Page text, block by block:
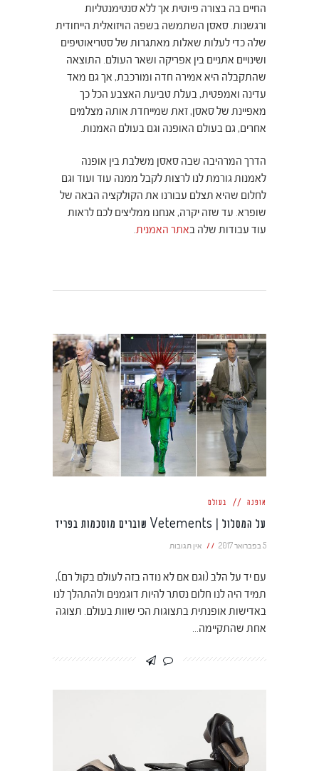
החיים בה בצורה פיוטית אך ללא סנטימנטליות
ורגשנות. סאסן השתמשה בשפה הויזואלית הייחודית
שלה כדי לעלות שאלות מאתגרות של סטריאוטיפים
ושינויים אתניים בין אפריקה ושאר העולם. התוצאה
שהתקבלה היא אמירה חדה ומורכבת, אך גם מאד
עדינה ואמפטית, בעלת טביעת האצבע הכל כך
מאפיינת של סאסן, זאת שמייחדת אותה מצלמים
אחרים, גם בעולם האופנה וגם בעולם האמנות.
הדרך המרהיבה שבה סאסן משלבת בין אופנה
לאמנות גורמת לנו לרצות לקבל ממנה עוד ועוד וגם
לחלום שהיא תצלם עבורנו את הקולקציה הבאה של
שופרא. עד שזה יקרה, אנחנו ממליצים לכם לראות
עוד עבודות שלה באתר האמנית.
אופנה בעולם
על המסלול | Vetements שוברים מוסכמות בפריז
5 בפברואר 2017 אין תגובות
עם יד על הלב (וגם אם לא נודה בזה לעולם בקול רם),
תמיד היה לנו חלום נסתר להיות דוגמנים ולהתהלך לנו
באדישות אופנתית בתצוגות הכי שוות בעולם. תצוגה
אחת שהתקיימה…